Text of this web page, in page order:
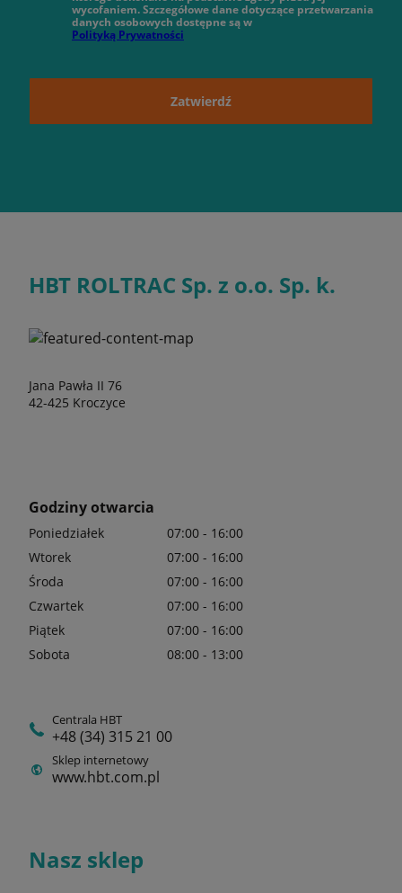
wycofaniem. Szczegółowe dane dotyczące przetwarzania
danych osobowych dostępne są w
Polityką Prywatności
Zatwierdź
HBT ROLTRAC Sp. z o.o. Sp. k.
Jana Pawła II 76
42-425 Kroczyce
Godziny otwarcia
Poniedziałek
07:00 - 16:00
Wtorek
07:00 - 16:00
Środa
07:00 - 16:00
Czwartek
07:00 - 16:00
Piątek
07:00 - 16:00
Sobota
08:00 - 13:00
Centrala HBT
+48 (34) 315 21 00
Sklep internetowy
www.hbt.com.pl
Nasz sklep